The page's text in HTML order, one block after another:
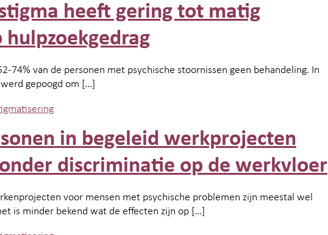
heeft gering tot matig
74% van de personen met psychische stoornissen geen behandeling. In
gepoogd om […]
in begeleid werkprojecten
discriminatie op de werkvloer
voor mensen met psychische problemen zijn meestal wel
is minder bekend wat de effecten zijn op […]